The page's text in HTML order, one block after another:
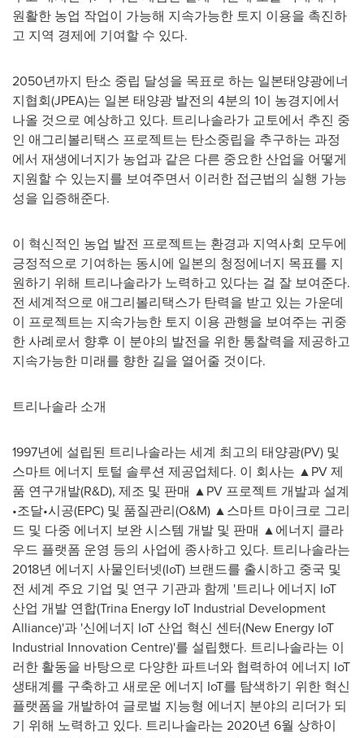
원활한 농업 작업이 가능해 지속가능한 토지 이용을 촉진하
고 지역 경제에 기여할 수 있다.
2050년까지 탄소 중립 달성을 목표로 하는 일본태양광에너
지협회(JPEA)는 일본 태양광 발전의 4분의 1이 농경지에서
나올 것으로 예상하고 있다. 트리나솔라가 교토에서 추진 중
인 애그리볼리택스 프로젝트는 탄소중립을 추구하는 과정
에서 재생에너지가 농업과 같은 다른 중요한 산업을 어떻게
지원할 수 있는지를 보여주면서 이러한 접근법의 실행 가능
성을 입증해준다.
이 혁신적인 농업 발전 프로젝트는 환경과 지역사회 모두에
긍정적으로 기여하는 동시에 일본의 청정에너지 목표를 지
원하기 위해 트리나솔라가 노력하고 있다는 걸 잘 보여준다.
전 세계적으로 애그리볼리택스가 탄력을 받고 있는 가운데
이 프로젝트는 지속가능한 토지 이용 관행을 보여주는 귀중
한 사례로서 향후 이 분야의 발전을 위한 통찰력을 제공하고
지속가능한 미래를 향한 길을 열어줄 것이다.
트리나솔라 소개
1997년에 설립된 트리나솔라는 세계 최고의 태양광(PV) 및
스마트 에너지 토털 솔루션 제공업체다. 이 회사는 ▲PV 제
품 연구개발(R&D), 제조 및 판매 ▲PV 프로젝트 개발과 설계
•조달•시공(EPC) 및 품질관리(O&M) ▲스마트 마이크로 그리
드 및 다중 에너지 보완 시스템 개발 및 판매 ▲에너지 클라
우드 플랫폼 운영 등의 사업에 종사하고 있다. 트리나솔라는
2018년 에너지 사물인터넷(IoT) 브랜드를 출시하고 중국 및
전 세계 주요 기업 및 연구 기관과 함께 '트리나 에너지 IoT
산업 개발 연합(Trina Energy IoT Industrial Development
Alliance)'과 '신에너지 IoT 산업 혁신 센터(New Energy IoT
Industrial Innovation Centre)'를 설립했다. 트리나솔라는 이
러한 활동을 바탕으로 다양한 파트너와 협력하여 에너지 IoT
생태계를 구축하고 새로운 에너지 IoT를 탐색하기 위한 혁신
플랫폼을 개발하여 글로벌 지능형 에너지 분야의 리더가 되
기 위해 노력하고 있다. 트리나솔라는 2020년 6월 상하이